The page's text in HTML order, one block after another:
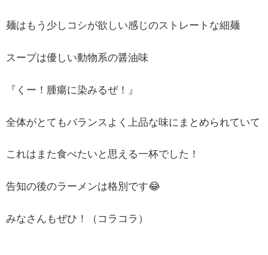
麺はもう少しコシが欲しい感じのストレートな細麺
スープは優しい動物系の醤油味
『くー！腫瘍に染みるぜ！』
全体がとてもバランスよく上品な味にまとめられていて
これはまた食べたいと思える一杯でした！
告知の後のラーメンは格別です😂
みなさんもぜひ！（コラコラ）